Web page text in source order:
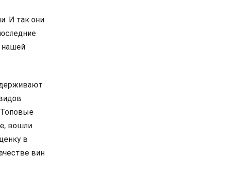
И так они
нашей
Топовые
вошли
в
вин